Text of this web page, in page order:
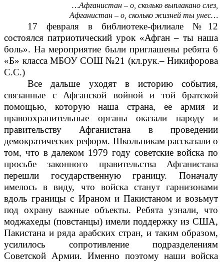
…Афганистан – о, сколько выплакано слез,
Афганистан – о, сколько жизней ты унес…
17 февраля в библиотеке-филиале №12
состоялся патриотический урок «Афган – ты наша
боль». На мероприятие были приглашены ребята 6
«Б» класса МБОУ СОШ №21 (кл.рук.– Никифорова
С.С.)
Все дальше уходят в историю события,
связанные с Афганской войной и той братской
помощью, которую наша страна, ее армия и
правоохранительные органы оказали народу и
правительству Афганистана в проведении
демократических реформ. Школьникам рассказали о
том, что в далеком 1979 году советские войска по
просьбе законного правительства Афганистана
перешли государственную границу. Поначалу
имелось в виду, что войска станут гарнизонами
вдоль границы с Ираном и Пакистаном и возьмут
под охрану важные объекты. Ребята узнали, что
моджахеды (повстанцы) имели поддержку из США,
Пакистана и ряда арабских стран, и таким образом,
усилилось сопротивление подразделениям
Советской Армии. Именно поэтому наши войска